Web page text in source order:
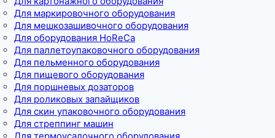
Для маркировочного оборудования
Для мешкозашивочного оборудования
Для оборудования HoReCa
Для паллетоупаковочного оборудования
Для пельменного оборудования
Для пищевого оборудования
Для поршневых дозаторов
Для роликовых запайщиков
Для скин упаковочного оборудования
Для стреппинг машин